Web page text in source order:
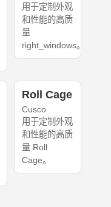
用于定制外观
和性能的高质
量
right_windows。
Roll Cage
Cusco
用于定制外观
和性能的高质
量 Roll
Cage。